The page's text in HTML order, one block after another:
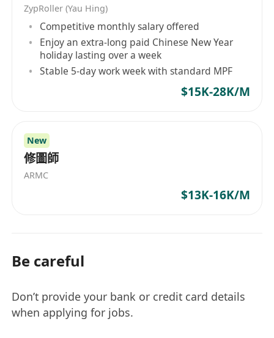
ZypRoller (Yau Hing)
Competitive monthly salary offered
Enjoy an extra-long paid Chinese New Year
holiday lasting over a week
Stable 5-day work week with standard MPF
$15K-28K/M
New
修圖師
ARMC
$13K-16K/M
Be careful
Don’t provide your bank or credit card details
when applying for jobs.